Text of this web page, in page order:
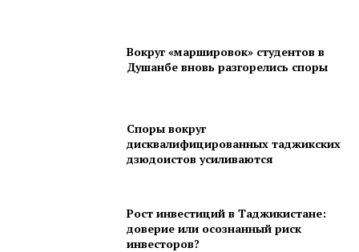
Вокруг «маршировок» студентов в
Душанбе вновь разгорелись споры
Споры вокруг
дисквалифицированных таджикских
дзюдоистов усиливаются
Рост инвестиций в Таджикистане:
доверие или осознанный риск
инвесторов?